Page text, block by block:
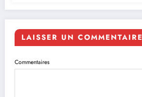
LAISSER UN COMMENTAIRE
Commentaires